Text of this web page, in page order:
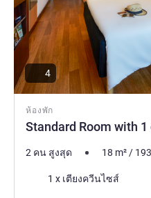
ห้องพัก
Standard Room with 1
4
2 คน สูงสุด 18 m²/ 193
เครื่องนอน
1 x เตียงควีนไซส์